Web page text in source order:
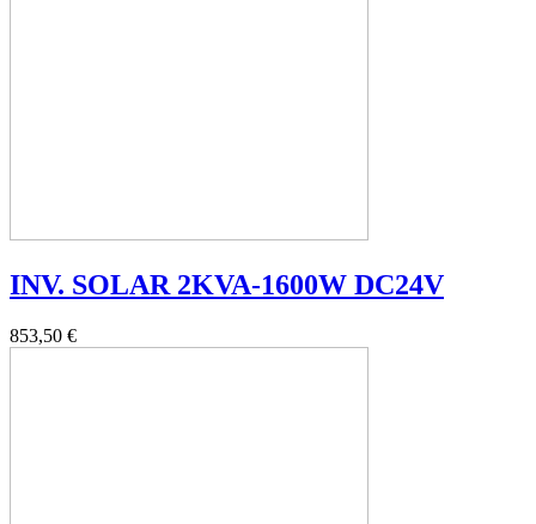
INV. SOLAR 2KVA-1600W DC24V
853,50 €